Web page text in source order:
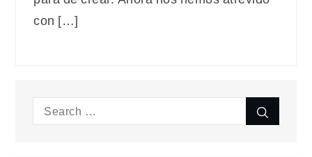
con […]
Search